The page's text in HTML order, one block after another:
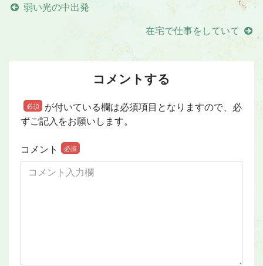
弱い光の中出発
在宅で仕事をしていて
コメントする
必須
が付いている欄は必須項目となりますので、必
ずご記入をお願いします。
コメント 必須